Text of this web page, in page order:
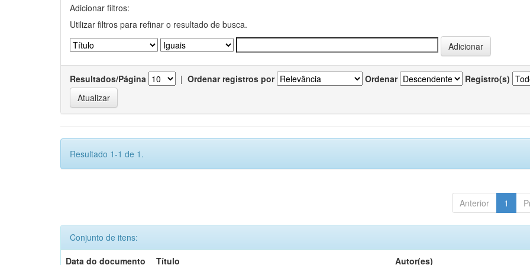
Adicionar filtros:
Utilizar filtros para refinar o resultado de busca.
Resultados/Página | Ordenar registros por Ordenar Registro(s)
Resultado 1-1 de 1.
Anterior 1
Conjunto de itens:
Data do documento
Título Autor(es)